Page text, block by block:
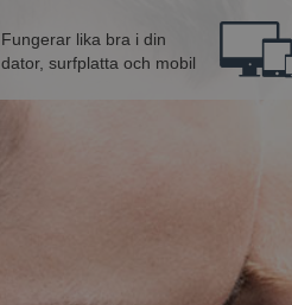
Fungerar lika bra i din
dator, surfplatta och mobil